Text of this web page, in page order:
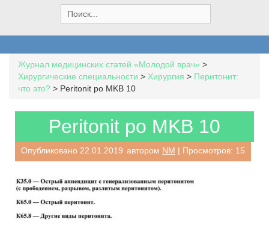
e
a
h
f
o
Журнал медицинских статей «Молодой врач» >
Хирургические специальности > Хирургия > Перитонит:
что это? > Peritonit po MKB 10
Peritonit po MKB 10
Опубликовано 22.01.2019 автором NM | Просмотров: 15